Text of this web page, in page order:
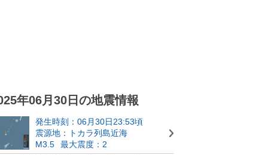
年06月30日の地震情報
発生時刻：06月30日23:53頃
震源地：トカラ列島近海
M3.5
最大震度：2